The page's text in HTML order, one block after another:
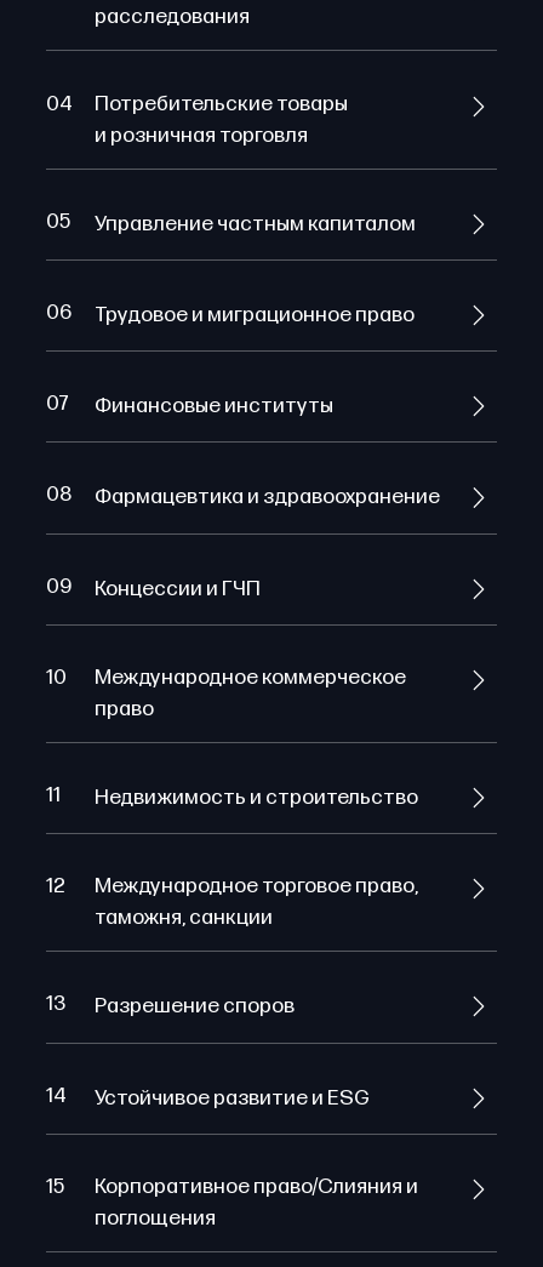
расследования
04
Потребительские товары
и розничная торговля
05 Управление частным капиталом
06 Трудовое и миграционное право
07 Финансовые институты
08 Фармацевтика и здравоохранение
09 Концессии и ГЧП
10
Международное коммерческое
право
11 Недвижимость и строительство
12
Международное торговое право,
таможня, санкции
13 Разрешение споров
14 Устойчивое развитие и ESG
15
Корпоративное право/Слияния и
поглощения